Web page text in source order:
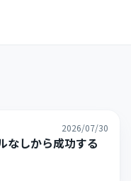
2026/07/30
なしから成功する